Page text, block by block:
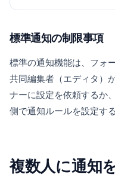
標準通知の制限事項
標準の通知機能は、フォ
共同編集者（エディタ）
ナーに設定を依頼するか
側で通知ルールを設定す
複数人に通知